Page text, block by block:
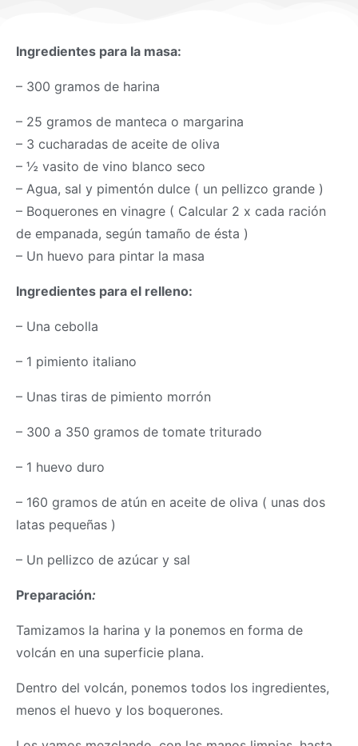
Ingredientes para la masa:
– 300 gramos de harina
– 25 gramos de manteca o margarina
– 3 cucharadas de aceite de oliva
– ½ vasito de vino blanco seco
– Agua, sal y pimentón dulce ( un pellizco grande )
– Boquerones en vinagre ( Calcular 2 x cada ración
de empanada, según tamaño de ésta )
– Un huevo para pintar la masa
Ingredientes para el relleno:
– Una cebolla
– 1 pimiento italiano
– Unas tiras de pimiento morrón
– 300 a 350 gramos de tomate triturado
– 1 huevo duro
– 160 gramos de atún en aceite de oliva ( unas dos
latas pequeñas )
– Un pellizco de azúcar y sal
Preparación:
Tamizamos la harina y la ponemos en forma de
volcán en una superficie plana.
Dentro del volcán, ponemos todos los ingredientes,
menos el huevo y los boquerones.